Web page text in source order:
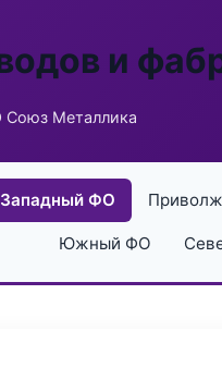
и
Союз Металлика
ФО
Южный ФО